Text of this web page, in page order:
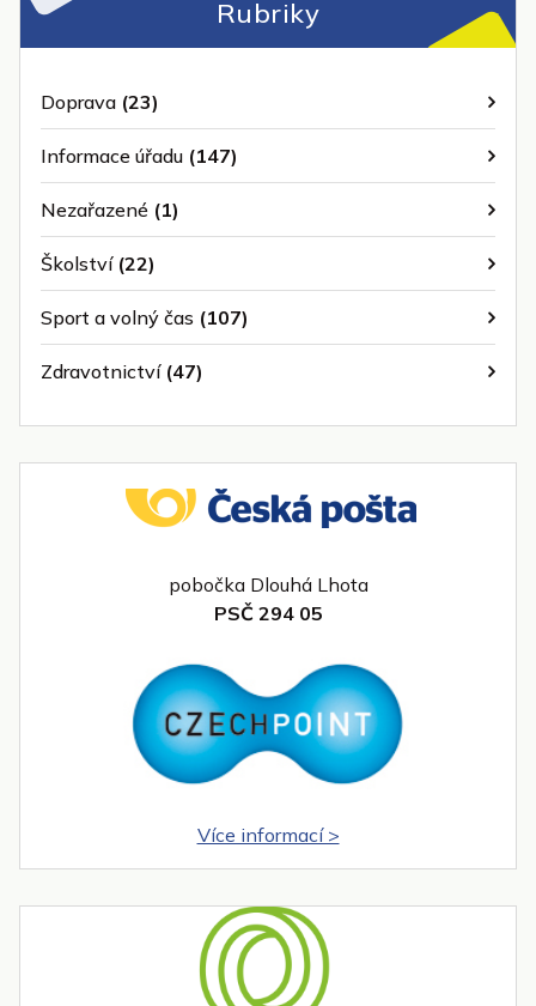
Rubriky
Doprava (23)
Informace úřadu (147)
Nezařazené (1)
Školství(22)
Sport a volný čas (107)
Zdravotnictví(47)
pobočka Dlouhá Lhota
PSČ 294 05
Více informací >